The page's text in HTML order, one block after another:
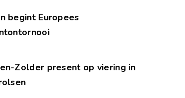
begint Europees
Zolder present op viering in